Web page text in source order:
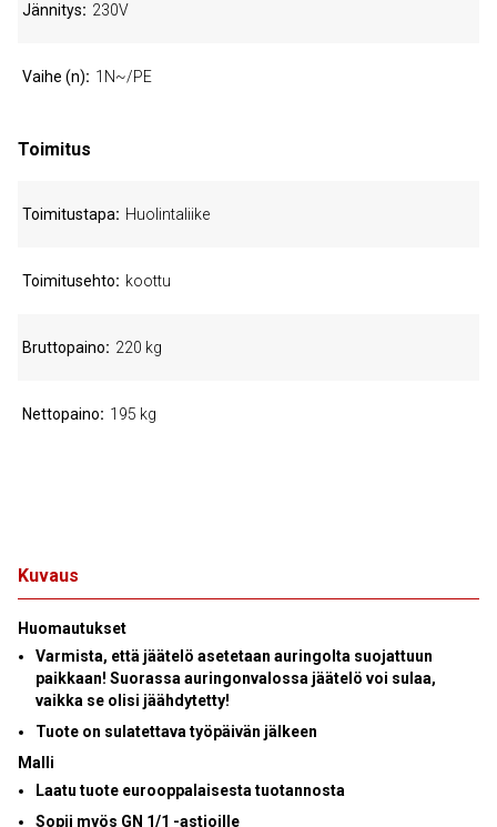
Kuvaus
Huomautukset
Varmista, että jäätelö asetetaan auringolta suojattuun
paikkaan! Suorassa auringonvalossa jäätelö voi sulaa,
vaikka se olisi jäähdytetty!
Tuote on sulatettava työpäivän jälkeen
Malli
Laatu tuote eurooppalaisesta tuotannosta
Sopii myös GN 1/1 -astioille
Jännitys 230V
Vaihe (n) 1N~/PE
Toimitus
Toimitustapa Huolintaliike
Toimitusehto koottu
Bruttopaino 220 kg
Nettopaino 195 kg